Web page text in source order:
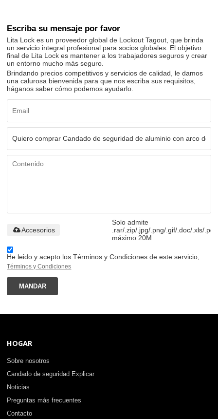
Escriba su mensaje por favor
Lita Lock es un proveedor global de Lockout Tagout, que brinda
un servicio integral profesional para socios globales. El objetivo
final de Lita Lock es mantener a los trabajadores seguros y crear
un entorno mucho más seguro.
Brindando precios competitivos y servicios de calidad, le damos
una calurosa bienvenida para que nos escriba sus requisitos,
háganos saber cómo podemos ayudarlo.
Solo admite
.rar/.zip/.jpg/.png/.gif/.doc/.xls/.pdf,
máximo 20M
Accesorios
He leido y acepto los Términos y Condiciones de este servicio,
Términos y Condiciones
MANDAR
HOGAR
Sobre nosotros
Candado de seguridad Explicar
Noticias
Preguntas más frecuentes
Contacto